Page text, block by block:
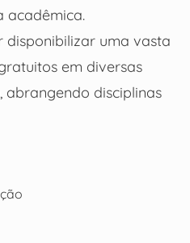
acadêmica.
disponibilizar uma vasta
em diversas
abrangendo disciplinas